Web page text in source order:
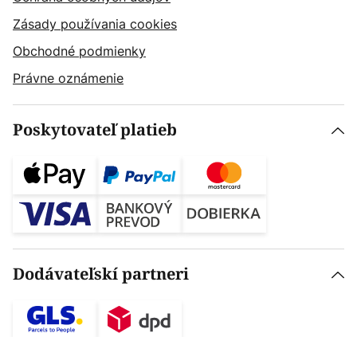
Zásady používania cookies
Obchodné podmienky
Právne oznámenie
Poskytovateľ platieb
Dodávateľskí partneri